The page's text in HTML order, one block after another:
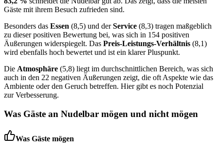
Gäste mit ihrem Besuch zufrieden sind.
Besonders das Essen (8,5) und derService (8,3) tragen maßgeblich
zu dieser positiven Bewertung bei, was sich in 154 positiven
Äußerungen widerspiegelt. Das Preis-Leistungs-Verhältnis (8,1)
wird ebenfalls hoch bewertet und ist ein klarer Pluspunkt.
Die Atmosphäre (5,8) liegt im durchschnittlichen Bereich, was sich
auch in den 22 negativen Äußerungen zeigt, die oft Aspekte wie das
Ambiente oder den Geruch betreffen. Hier gibt es noch Potenzial
zur Verbesserung.
Was Gäste an Nudelbar mögen und nicht mögen
Was Gäste mögen